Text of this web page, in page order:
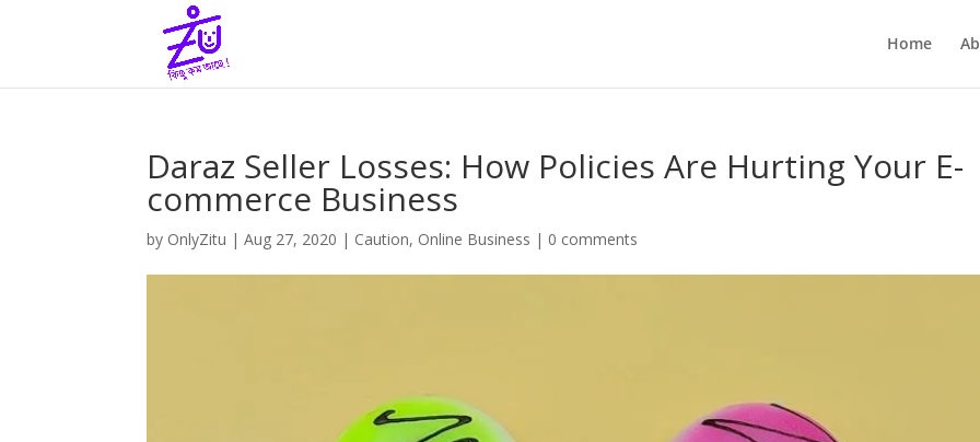
Home
Daraz Seller Losses: How Policies Are Hurting Your E-
commerce Business
by OnlyZitu |Aug 27, 2020 | Caution, Online Business | 0 comments